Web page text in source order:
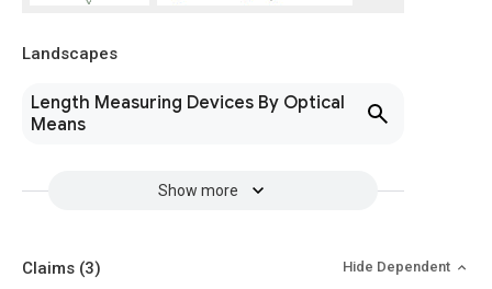
Landscapes
Length Measuring Devices By Optical
Means
Show more
Claims (3) Hide Dependent